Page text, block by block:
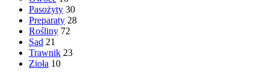
Pasożyty 30
Preparaty 28
Rośliny 72
Sad 21
Trawnik 23
Zioła 10